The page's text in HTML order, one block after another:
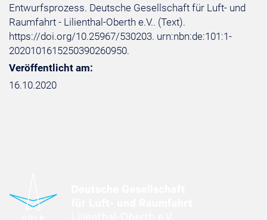
Entwurfsprozess. Deutsche Gesellschaft für Luft- und
Raumfahrt - Lilienthal-Oberth e.V.. (Text).
https://doi.org/10.25967/530203. urn:nbn:de:101:1-
2020101615250390260950.
Veröffentlicht am:
16.10.2020